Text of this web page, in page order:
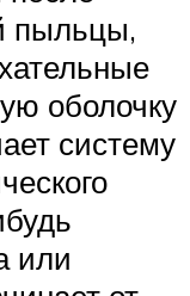
пыльцы,
оболочку
систему
или